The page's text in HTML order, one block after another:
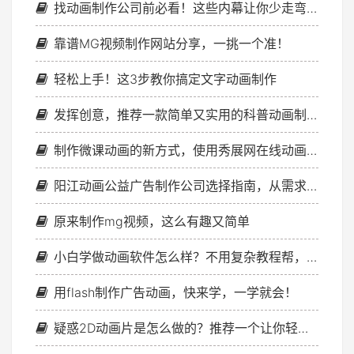
找动画制作公司前必看！这些内幕让你少走弯路，省下大把钱！
靠谱MG视频制作网站分享，一挑一个准！
轻松上手！这3步教你搞定文字动画制作
发挥创意，推荐一款简单又实用的科普动画制作工具！
制作微课动画的新方式，使用秀展网在线动画制作平台
阳江动画公益广告制作公司选择指南，从需求到合作全流程
原来制作mg视频，这么有趣又简单
小白学做动画软件怎么样？不用复杂教程帮，点点鼠标就成型
用flash制作广告动画，快来学，一学就会！
疑惑2D动画片是怎么做的？推荐一个让你轻松上手的工具！